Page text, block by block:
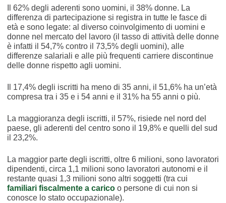
Il 62% degli aderenti sono uomini, il 38% donne. La
differenza di partecipazione si registra in tutte le fasce di
età e sono legate: al diverso coinvolgimento di uomini e
donne nel mercato del lavoro (il tasso di attività delle donne
è infatti il 54,7% contro il 73,5% degli uomini), alle
differenze salariali e alle più frequenti carriere discontinue
delle donne rispetto agli uomini.
Il 17,4% degli iscritti ha meno di 35 anni, il 51,6% ha un’età
compresa tra i 35 e i 54 anni e il 31% ha 55 anni o più.
La maggioranza degli iscritti, il 57%, risiede nel nord del
paese, gli aderenti del centro sono il 19,8% e quelli del sud
il 23,2%.
La maggior parte degli iscritti, oltre 6 milioni, sono lavoratori
dipendenti, circa 1,1 milioni sono lavoratori autonomi e il
restante quasi 1,3 milioni sono altri soggetti (tra cui
familiari fiscalmente a caricoo persone di cui non si
conosce lo stato occupazionale).